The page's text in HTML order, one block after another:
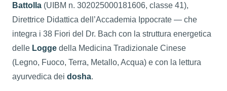
Battolla (UIBM n. 302025000181606, classe 41),
Direttrice Didattica dell’Accademia Ippocrate — che
integra i 38 Fiori del Dr. Bach con la struttura energetica
delle Logge della Medicina Tradizionale Cinese
(Legno, Fuoco, Terra, Metallo, Acqua) e con la lettura
ayurvedica dei dosha.